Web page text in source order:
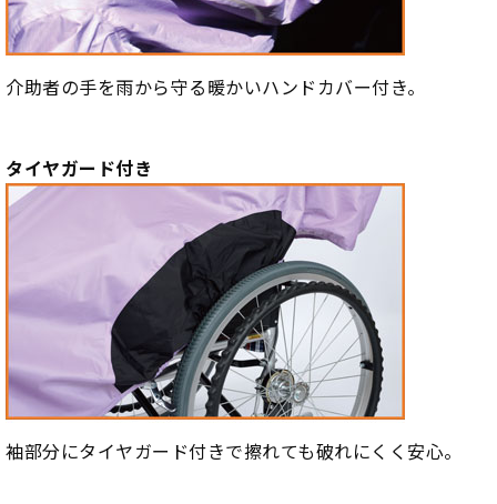
介助者の手を雨から守る暖かいハンドカバー付き。
タイヤガード付き
袖部分にタイヤガード付きで擦れても破れにくく安心。